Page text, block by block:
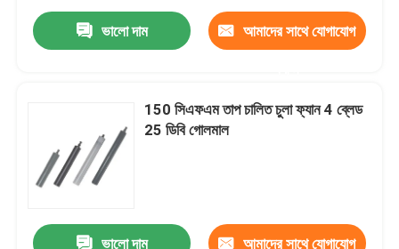
আমাদের সাথে যোগাযোগ করুন
স্প্রিং লোডেড POGO পিন
প্রোব পোগো পিন
ভালো দাম আমাদের সাথে যোগাযোগ
150 সিএফএম তাপ চালিত চুলা ফ্যান 4 ব্লেড
25 ডিবি গোলমাল
ভালো দাম আমাদের সাথে যোগাযোগ